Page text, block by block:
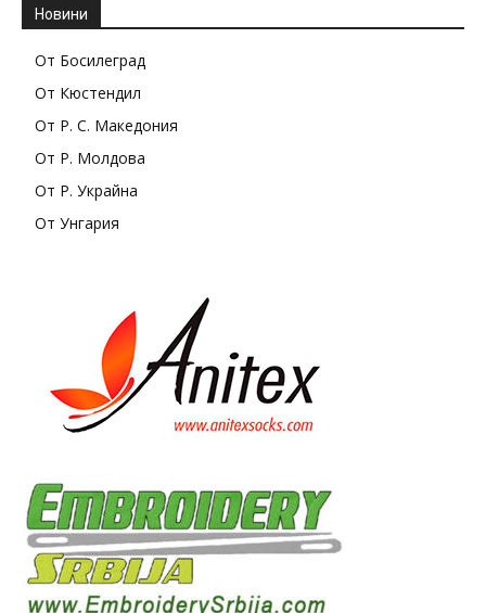
Новини
От Босилеград
От Кюстендил
От Р. С. Македония
От Р. Молдова
От Р. Украйна
От Унгария